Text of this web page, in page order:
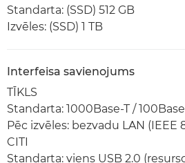
Standarta: (SSD) 512 GB
Izvēles: (SSD) 1 TB
Interfeisa savienojums
TĪKLS
Standarta: 1000Base-T /
Pēc izvēles: bezvadu LAN (IEEE
CITI
Standarta: viens USB 2.0